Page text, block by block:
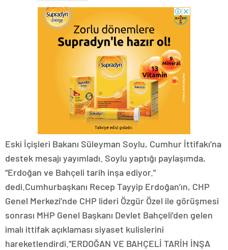
Eski İçişleri Bakanı Süleyman Soylu, Cumhur İttifakı’na
destek mesajı yayımladı. Soylu yaptığı paylaşımda,
“Erdoğan ve Bahçeli tarih inşa ediyor.”
dedi.Cumhurbaşkanı Recep Tayyip Erdoğan’ın, CHP
Genel Merkezi’nde CHP lideri Özgür Özel ile görüşmesi
sonrası MHP Genel Başkanı Devlet Bahçeli’den gelen
imalı ittifak açıklaması siyaset kulislerini
hareketlendirdi.”ERDOĞAN VE BAHÇELİ TARİH İNŞA